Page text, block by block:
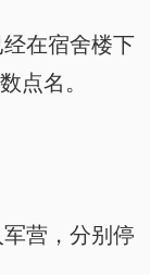
在宿舍楼下
点名。
营，分别停